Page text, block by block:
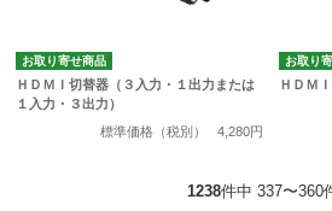
お取り寄せ商品
ＨＤＭＩ切替器（３入力・１出力または
１入力・３出力）
標準価格（税別）
4,280円
お取り
ＨＤＭ
1238件中 337〜360